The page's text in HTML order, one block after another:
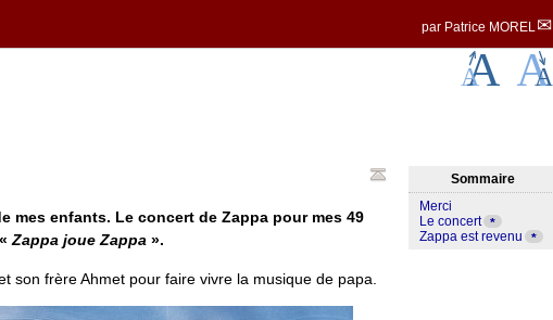
par Patrice MOREL
Sommaire
Merci
Le concert *
Zappa est revenu
*
mes enfants. Le concert de Zappa pour mes 49
Zappa joue Zappa ».
son frère Ahmet pour faire vivre la musique de papa.